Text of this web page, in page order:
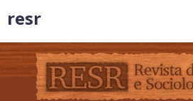
resr